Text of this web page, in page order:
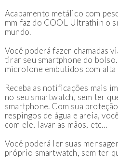
Acabamento metálico com
mm faz do COOL Ultrathin o
mundo.
Você poderá fazer chamadas
tirar seu smartphone do
microfone embutidos com alta
Receba as notificações mais
no seu smartwatch, sem ter
smartphone. Com sua
respingos de água e areia,
com ele, lavar as mãos, etc…
Você poderá ler suas
próprio smartwatch, sem ter